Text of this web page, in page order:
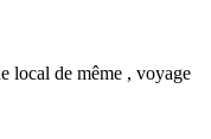
local de même , voyage